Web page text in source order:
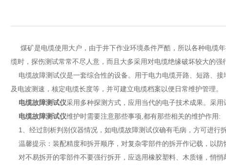
煤矿是电缆使用大户，由于井下作业环境条件严酷，所以各种电缆
缆时，探伤测试常常不尽人意，而且大多采用对电缆绝缘破坏较大的强
电缆故障测试仪是一套综合性的设备。用于电力电缆开路、短路、
及电波测速，核定电缆长度等，并可建立电缆档案以便日常维护管理。
电缆故障测试仪采用多种探测方式，应用当代的电子技术成果。采
电缆故障测试仪维护时需要注意那些事项,都有那些相关的维护作用:
1、经过剖析判别仪器情况，如电缆故障测试仪确有毛病，方可进行
温馨提示：装配精度和拆开顺序，对复杂零部件的拆开作记载，以防
对不易拆开的零部件不要强行拆开，应选用橡胶塑料、木质锤，悄悄